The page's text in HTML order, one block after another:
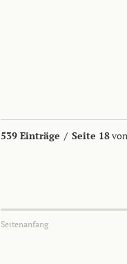
539 Einträge / Seite 18
Seitenanfang